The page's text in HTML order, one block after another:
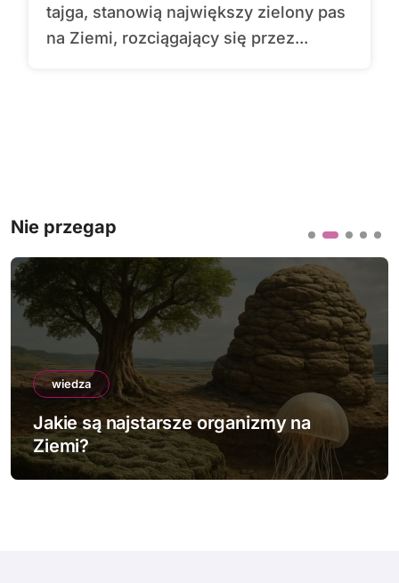
tajga, stanowią największy zielony pas
na Ziemi, rozciągający się przez...
Nie przegap
wiedza
Jakie są najstarsze organizmy na
Ziemi?